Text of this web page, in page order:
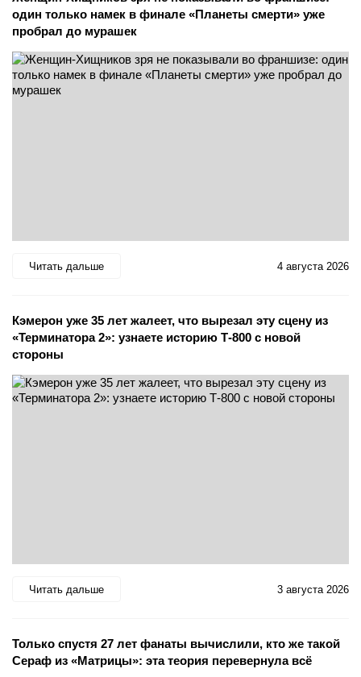
один только намек в финале «Планеты смерти» уже
пробрал до мурашек
Читать дальше 4 августа 2026
Кэмерон уже 35 лет жалеет, что вырезал эту сцену из
«Терминатора 2»: узнаете историю Т-800 с новой
стороны
Читать дальше 3 августа 2026
Только спустя 27 лет фанаты вычислили, кто же такой
Сераф из «Матрицы»: эта теория перевернула всё